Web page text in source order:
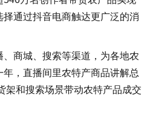
通过抖音电商触达更广泛的消
商城、搜索等渠道，为各地农
，直播间里农特产商品讲解总
架和搜索场景带动农特产品成交